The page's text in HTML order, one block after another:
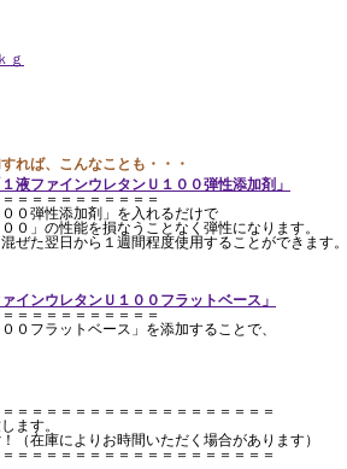
ｇ
れば、こんなことも・・・
液ファインウレタンＵ１００弾性添加剤」
＝＝＝＝＝＝＝＝＝＝
０弾性添加剤」を入れるだけで
０」の性能を損なうことなく弾性になります。
ぜた翌日から１週間程度使用することができます。
インウレタンＵ１００フラットベース」
＝＝＝＝＝＝＝＝＝＝
０フラットベース」を添加することで、
＝＝＝＝＝＝＝＝＝＝＝＝＝＝＝＝＝＝
ます。
！（在庫によりお時間いただく場合があります）
＝＝＝＝＝＝＝＝＝＝＝＝＝＝＝＝＝＝